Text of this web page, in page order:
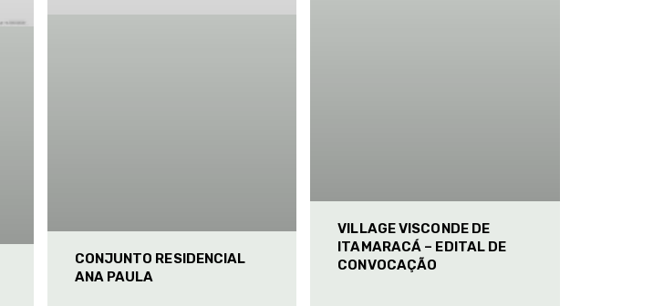
CONJUNTO RESIDENCIAL
ANA PAULA
VILLAGE VISCONDE DE
ITAMARACÁ – EDITAL DE
CONVOCAÇÃO